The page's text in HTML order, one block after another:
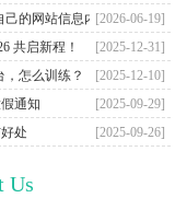
[2026-06-19]
己的网站信息内容？
[2025-12-31]
共启新程！
[2025-12-10]
怎么训练？
[2025-09-29]
通知
[2025-09-26]
处
Us